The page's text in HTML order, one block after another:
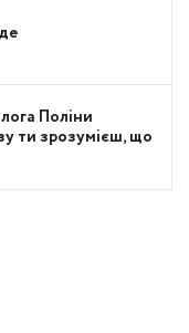
Поліни
ти зрозумієш, що